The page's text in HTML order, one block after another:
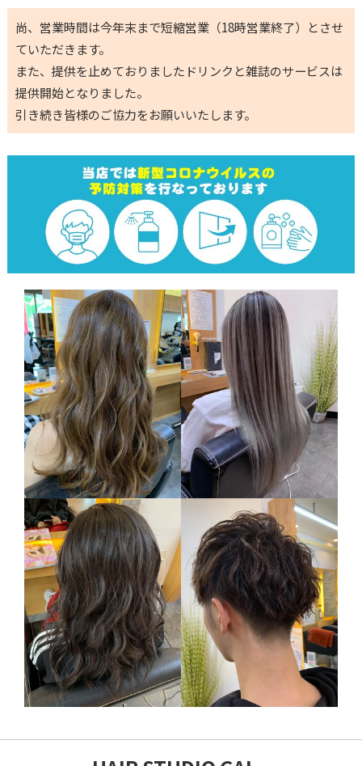
尚、営業時間は今年末まで短縮営業（18時営業終了）とさせ
ていただきます。
また、提供を止めておりましたドリンクと雑誌のサービスは
提供開始となりました。
引き続き皆様のご協力をお願いいたします。